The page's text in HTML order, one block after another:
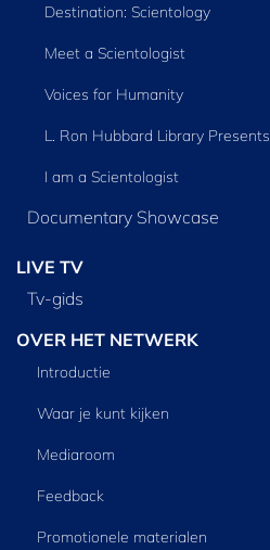
Destination: Scientology
Meet a Scientologist
Voices for Humanity
L. Ron Hubbard Library Presents
I am a Scientologist
Documentary Showcase
LIVE TV
Tv‑gids
OVER HET NETWERK
Introductie
Waar je kunt kijken
Mediaroom
Feedback
Promotionele materialen